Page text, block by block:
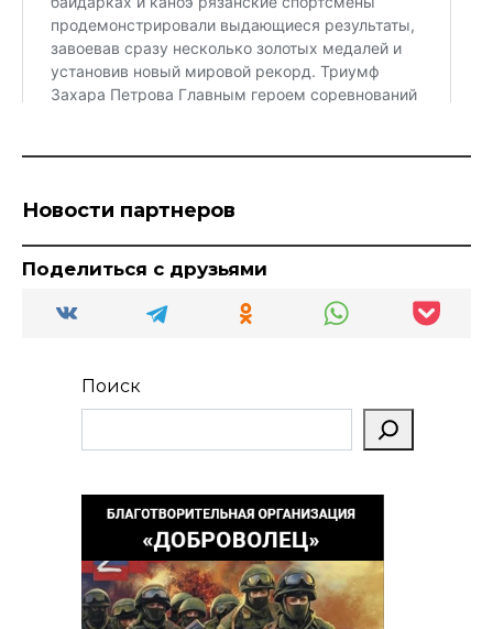
Новости партнеров
Поделиться с друзьями
Поиск